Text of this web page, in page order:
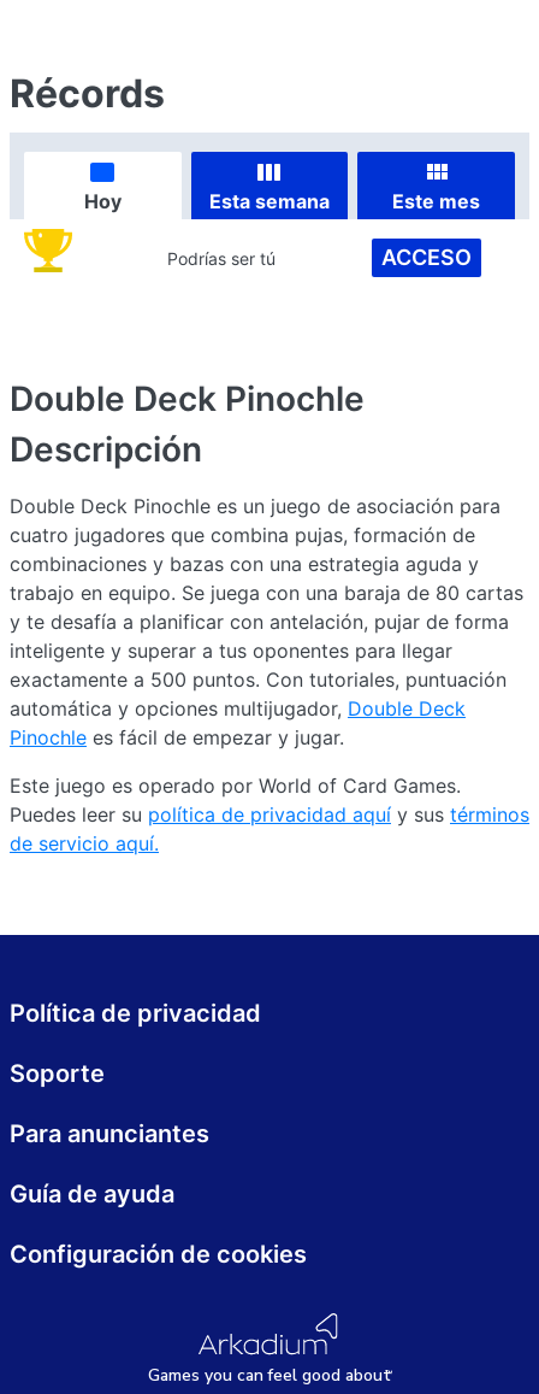
Récords
Hoy Esta semana Este mes
Podrías ser tú ACCESO
Double Deck Pinochle
Descripción
Double Deck Pinochle es un juego de asociación para
cuatro jugadores que combina pujas, formación de
combinaciones y bazas con una estrategia aguda y
trabajo en equipo. Se juega con una baraja de 80 cartas
y te desafía a planificar con antelación, pujar de forma
inteligente y superar a tus oponentes para llegar
exactamente a 500 puntos. Con tutoriales, puntuación
automática y opciones multijugador, Double Deck
Pinochle es fácil de empezar y jugar.
Este juego es operado por World of Card Games.
Puedes leer su política de privacidad aquí y sus términos
de servicio aquí.
Games you canfeel good about
Política de privacidad
Soporte
Para anunciantes
Guía de ayuda
Configuración de cookies